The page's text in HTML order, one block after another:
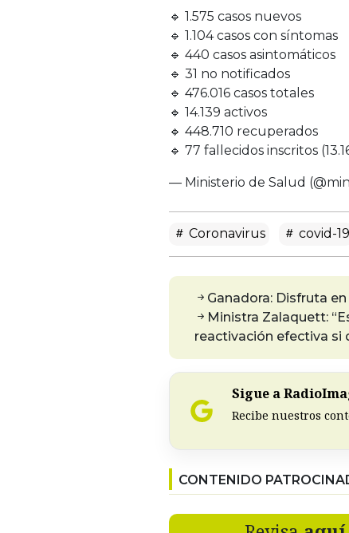
🔹 1.575 casos nuevos
🔹 1.104 casos con síntomas
🔹 440 casos asintomáticos
🔹 31 no notificados
🔹 476.016 casos totales
🔹 14.139 activos
🔹 448.710 recuperados
🔹 77 fallecidos inscritos
— Ministerio de Salud
Coronavirus covid-19
Ganadora: Disfruta
Ministra Zalaquett:
reactivación efectiva si
Sigue a
Recibe nuestros
CONTENIDO